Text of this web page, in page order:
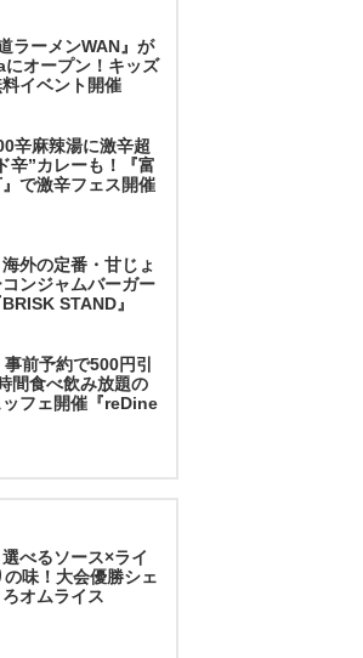
ラーメンWAN』が
にオープン！キッズ
イベント開催
辛麻辣湯に激辛超
辛”カレーも！『富
で激辛フェス開催
外の定番・甘じょ
ンジャムバーガー
STAND』
前予約で500円引
間食べ飲み放題の
フェ開催『reDine
べるソース×ライ
の味！大会優勝シェ
オムライス